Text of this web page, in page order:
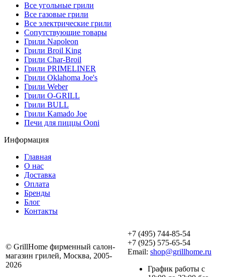
Все угольные грили
Все газовые грили
Все электрические грили
Сопутствующие товары
Грили Napoleon
Грили Broil King
Грили Char-Broil
Грили PRIMELINER
Грили Oklahoma Joe's
Грили Weber
Грили O-GRILL
Грили BULL
Грили Kamado Joe
Печи для пиццы Ooni
Информация
Главная
О нас
Доставка
Оплата
Бренды
Блог
Контакты
© GrillHome фирменный салон-
магазин грилей, Москва, 2005-
2026
+7 (495) 744-85-54
+7 (925) 575-65-54
Email: shop@grillhome.ru
График работы с